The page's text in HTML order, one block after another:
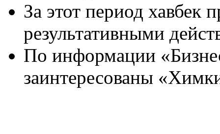
За этот период хавбек
результативными
По информации
заинтересованы